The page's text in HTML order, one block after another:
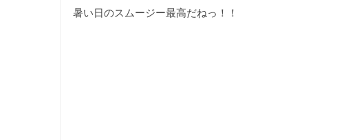
暑い日のスムージー最高だねっ！！